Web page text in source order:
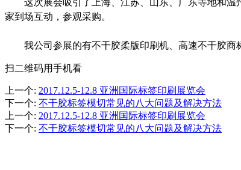
家到场互动，参观采购。
我公司参展的有不干胶柔版印刷机、高速不干胶
扫二维码用手机看
上一个: 2017.12.5-12.8 亚洲国际标签印刷展览会
下一个: 不干胶标签模切常见的八大问题及解决方法
上一个: 2017.12.5-12.8 亚洲国际标签印刷展览会
下一个: 不干胶标签模切常见的八大问题及解决方法